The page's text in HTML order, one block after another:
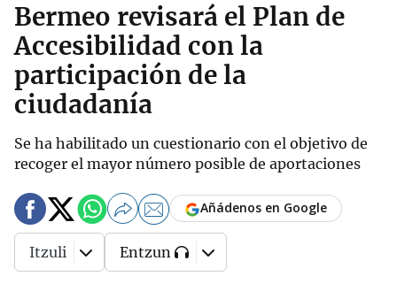
Bermeo revisará el Plan de
Accesibilidad con la
participación de la
ciudadanía
Se ha habilitado un cuestionario con el objetivo de
recoger el mayor número posible de aportaciones
Añádenos en Google
Itzuli Entzun